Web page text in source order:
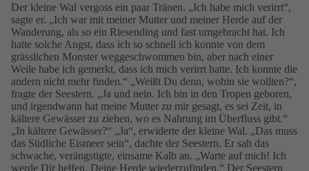
Der kleine Wal vergoss ein paar Tränen. „Ich habe mich verirrt“,
sagte er. „Ich war mit meiner Mutter und meiner Herde auf der
Wanderung, als so ein Riesending und fast umgebracht hat. Ich
hatte solche Angst, dass ich so schnell ich konnte von dem
grässlichen Monster weggeschwommen bin, aber nach einer
Weile habe ich gemerkt, dass ich mich verirrt hatte. Ich konnte die
andern nicht mehr finden.“ „Weißt Du denn, wohin sie wollten?“,
fragte der Seestern. „Ja und nein. Ich bin in den Tropen geboren,
und irgendwann hat meine Mutter zu mir gesagt, es sei Zeit, in
kältere Gewässer zu ziehen, wo es Nahrung im Überfluss gibt.“
„In kältere Gewässer?“ „Ja“, erwiderte der kleine Wal. „Das muss
das Südliche Eismeer sein“, dachte der Seestern. Er sah das
schwache, verängstigte, einsame Kalb an. „Warte auf mich! Ich
werde Dir helfen, Deine Herde wiederzufinden.“ Der Seestern